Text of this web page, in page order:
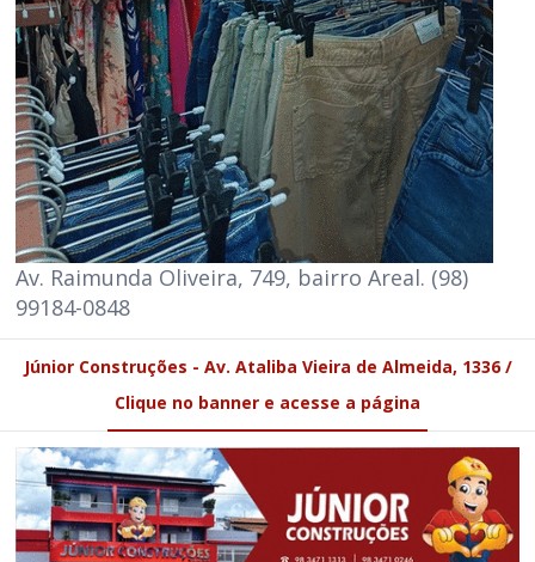
Av. Raimunda Oliveira, 749, bairro Areal. (98)
99184-0848
Júnior Construções - Av. Ataliba Vieira de Almeida, 1336 /
Clique no banner e acesse a página